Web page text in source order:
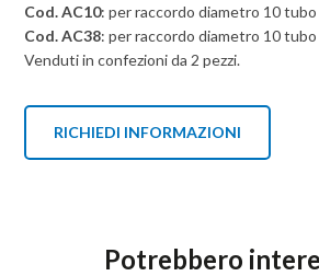
Cod. AC10: per raccordo diametro 10tubo
Cod. AC38: per raccordo diametro 10tubo
Venduti in confezioni da 2 pezzi.
RICHIEDI INFORMAZIONI
Potrebbero